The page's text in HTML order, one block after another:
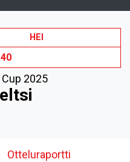
HEI
2025
Otteluraportti